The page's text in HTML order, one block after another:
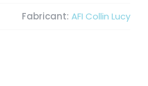
Fabricant: AFI Collin Lucy